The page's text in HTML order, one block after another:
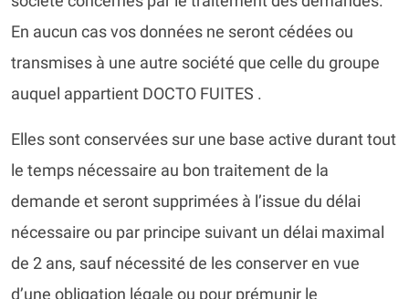
En aucun cas vos données ne seront cédées ou
transmises à une autre société que celle du groupe
auquel appartient DOCTO FUITES .
Elles sont conservées sur une base active durant tout
le temps nécessaire au bon traitement de la
demande et seront supprimées à l’issue du délai
nécessaire ou par principe suivant un délai maximal
de 2 ans, sauf nécessité de les conserver en vue
d’une obligation légale ou pour prémunir le